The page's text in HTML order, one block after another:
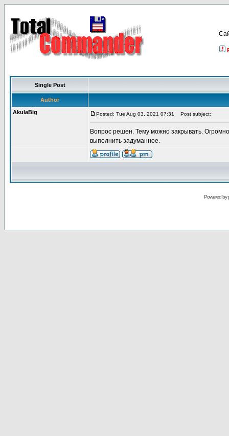
Single Post
Author
AkulaBig
Posted: Tue Aug 03, 2021 07:31 Post subject:
Вопрос решен. Тему можно закрывать.
выполнить задуманное.
Powered by